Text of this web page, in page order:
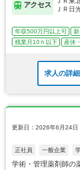
アクセス
ＪＲ日
年収500万円以上可
残業月10ｈ以下
産休
求人の詳
更新日：2026年6月24日
正社員 一般企業
学術・管理薬剤師